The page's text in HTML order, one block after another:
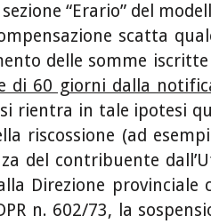
“Erario” del
scatta
delle somme
di 60 giorni dalla
rientra in tale ipotesi
riscossione (ad
del contribuente
Direzione
n. 602/73, la